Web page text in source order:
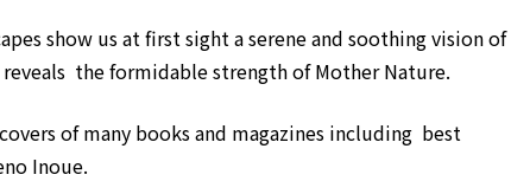
show us at first sight a serene and soothing vision of
the formidable strength of Mother Nature.
of many books and magazines including best
Inoue.